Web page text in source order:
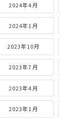
2024年4月
2024年1月
2023年10月
2023年7月
2023年4月
2023年1月